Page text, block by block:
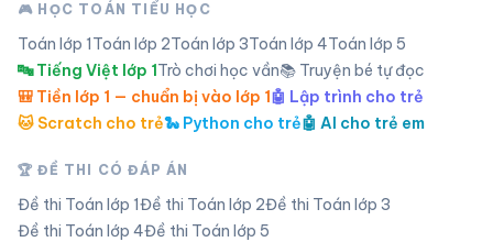
🎮 HỌC TOÁN TIỂU HỌC
Toán lớp 1Toán lớp 2Toán lớp 3Toán lớp 4Toán lớp 5
🔤 Tiếng Việt lớp 1Trò chơi học vần📚 Truyện bé tự đọc
🎒 Tiền lớp 1 — chuẩn bị vào lớp 1🤖 Lập trình cho trẻ
🐱 Scratch cho trẻ🐍 Python cho trẻ🤖 AI cho trẻ em
🏆 ĐỀ THI CÓ ĐÁP ÁN
Đề thi Toán lớp 1Đề thi Toán lớp 2Đề thi Toán lớp 3
Đề thi Toán lớp 4Đề thi Toán lớp 5